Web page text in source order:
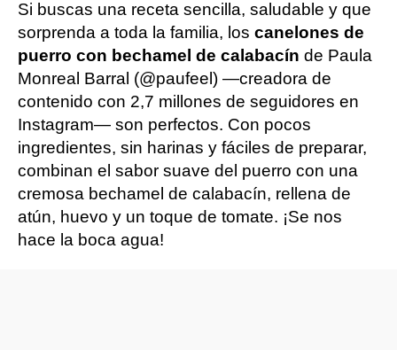
Si buscas una receta sencilla, saludable y que
sorprenda a toda la familia, los canelones de
puerro con bechamel de calabacín de Paula
Monreal Barral (@paufeel) —creadora de
contenido con 2,7 millones de seguidores en
Instagram— son perfectos. Con pocos
ingredientes, sin harinas y fáciles de preparar,
combinan el sabor suave del puerro con una
cremosa bechamel de calabacín, rellena de
atún, huevo y un toque de tomate. ¡Se nos
hace la boca agua!